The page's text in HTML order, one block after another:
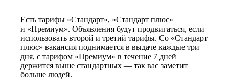
Есть тарифы «Стандарт», «Стандарт плюс»
и «Премиум». Объявления будут продвигаться, если
использовать второй и третий тарифы. Со «Стандарт
плюс» вакансия поднимается в выдаче каждые три
дня, с тарифом «Премиум» в течение 7 дней
держится выше стандартных — так вас заметит
больше людей.